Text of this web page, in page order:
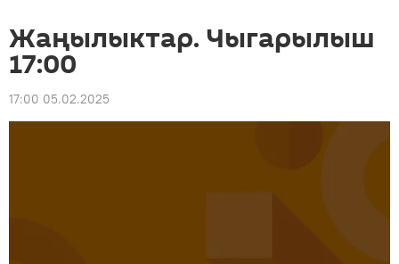
Жаңылыктар. Чыгарылыш
17:00
17:00 05.02.2025